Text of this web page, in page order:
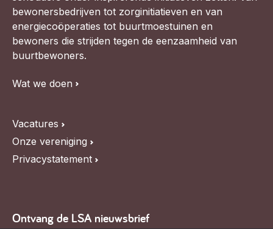
bewonersbedrijven tot zorginitiatieven en van
energiecoöperaties tot buurtmoestuinen en
bewoners die strijden tegen de eenzaamheid van
buurtbewoners.
Wat we doen
Vacatures
Onze vereniging
Privacystatement
Ontvang de LSA nieuwsbrief